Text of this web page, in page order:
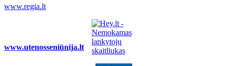
www.regia.lt
www.utenosseniūnija.lt